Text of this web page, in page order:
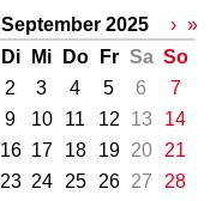
September 2025
Di Mi Do Fr Sa So
2 3 4 5 6
7
9 10 11 12 13
14
16 17 18 19 20
21
23 24 25 26 27
28
› »